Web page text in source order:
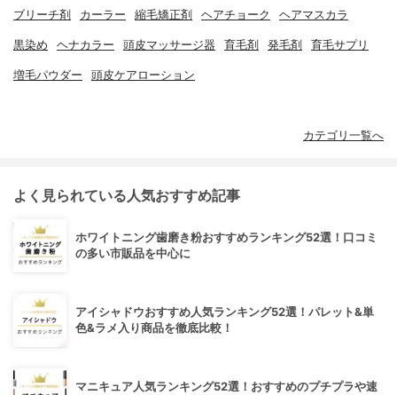
ブリーチ剤 カーラー 縮毛矯正剤 ヘアチョーク ヘアマスカラ
黒染め ヘナカラー 頭皮マッサージ器 育毛剤 発毛剤 育毛サプリ
増毛パウダー 頭皮ケアローション
カテゴリ一覧へ
よく見られている人気おすすめ記事
ホワイトニング歯磨き粉おすすめランキング52選！口コミ
の多い市販品を中心に
アイシャドウおすすめ人気ランキング52選！パレット&単
色&ラメ入り商品を徹底比較！
マニキュア人気ランキング52選！おすすめのプチプラや速